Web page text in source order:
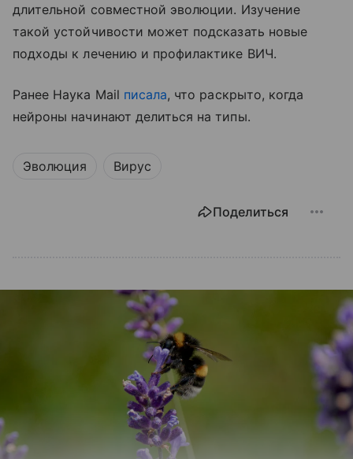
длительной совместной эволюции. Изучение
такой устойчивости может подсказать новые
подходы к лечению и профилактике ВИЧ.
Ранее Наука Mail писала, что раскрыто, когда
нейроны начинают делиться на типы.
Эволюция Вирус
Поделиться